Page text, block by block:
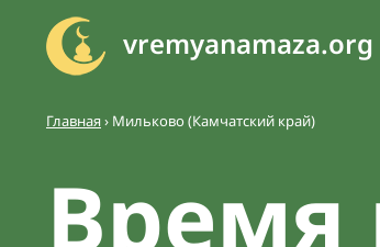
vremyanamaza.org
Главная› Мильково (Камчатский край)
Время